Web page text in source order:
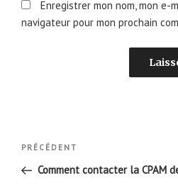
Enregistrer mon nom, mon
navigateur pour mon prochain
Navigation
l’article
Article
précédent
PRÉCÉDENT
Comment contacter la CPAM